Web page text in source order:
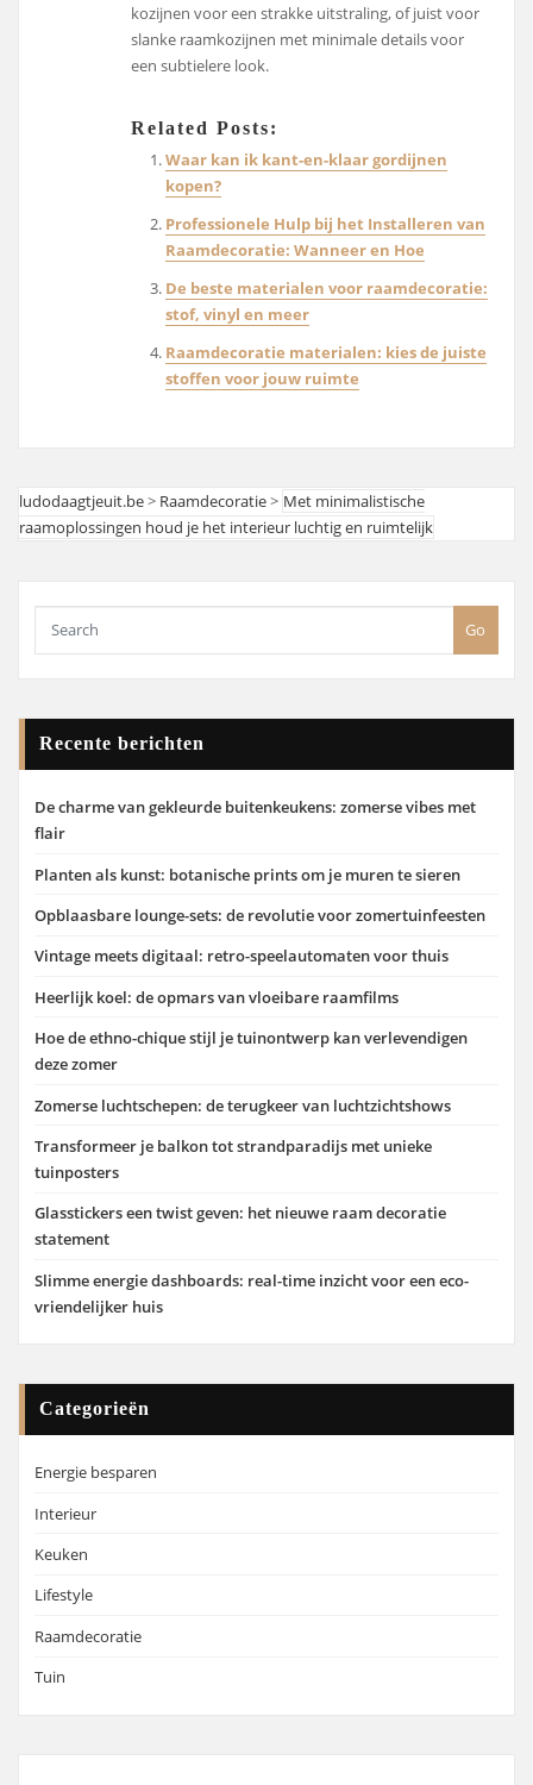
kozijnen voor een strakke uitstraling, of juist voor
slanke raamkozijnen met minimale details voor
een subtielere look.
Related Posts:
Waar kan ik kant-en-klaar gordijnen
kopen?
Professionele Hulp bij het Installeren van
Raamdecoratie: Wanneer en Hoe
De beste materialen voor raamdecoratie:
stof, vinyl en meer
Raamdecoratie materialen: kies de juiste
stoffen voor jouw ruimte
ludodaagtjeuit.be> Raamdecoratie> Met minimalistische
raamoplossingen houd je het interieur luchtig en ruimtelijk
Go
Recente berichten
De charme van gekleurde buitenkeukens: zomerse vibes met
flair
Planten als kunst: botanische prints om je muren te sieren
Opblaasbare lounge-sets: de revolutie voor zomertuinfeesten
Vintage meets digitaal: retro-speelautomaten voor thuis
Heerlijk koel: de opmars van vloeibare raamfilms
Hoe de ethno-chique stijl je tuinontwerp kan verlevendigen
deze zomer
Zomerse luchtschepen: de terugkeer van luchtzichtshows
Transformeer je balkon tot strandparadijs met unieke
tuinposters
Glasstickers een twist geven: het nieuwe raam decoratie
statement
Slimme energie dashboards: real-time inzicht voor een eco-
vriendelijker huis
Categorieën
Energie besparen
Interieur
Keuken
Lifestyle
Raamdecoratie
Tuin